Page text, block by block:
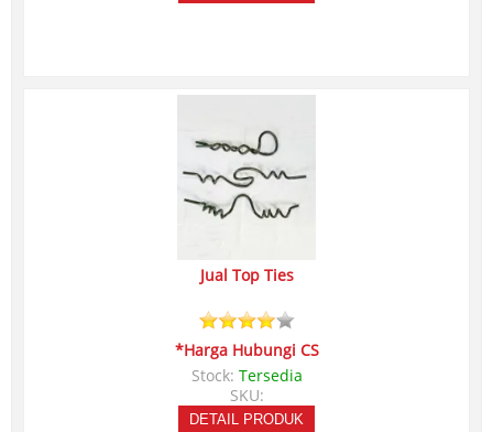
Jual Top Ties
*Harga Hubungi CS
Stock: Tersedia
SKU:
DETAIL PRODUK